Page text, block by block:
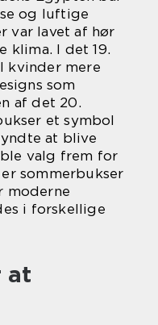
og luftige
var lavet af hør
klima. I det 19.
kvinder mere
som
af det 20.
et symbol
at blive
valg frem for
sommerbukser
moderne
i forskellige
at